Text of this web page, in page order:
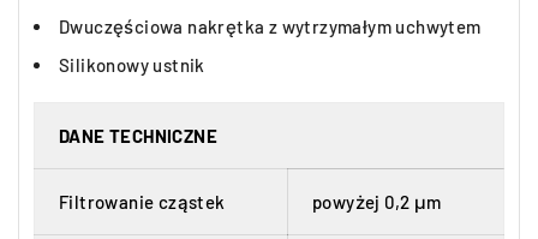
Dwuczęściowa nakrętka z wytrzymałym uchwytem
Silikonowy ustnik
DANE TECHNICZNE
Filtrowanie cząstek powyżej 0,2 μm